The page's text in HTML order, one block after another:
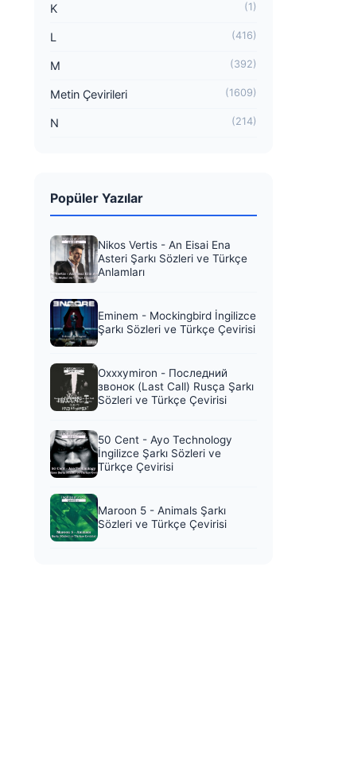
K (1)
L (416)
M (392)
Metin Çevirileri (1609)
N (214)
Popüler Yazılar
Nikos Vertis - An Eisai Ena
Asteri Şarkı Sözleri ve Türkçe
Anlamları
Eminem - Mockingbird İngilizce
Şarkı Sözleri ve Türkçe Çevirisi
Oxxxymiron - Последний
звонок (Last Call) Rusça Şarkı
Sözleri ve Türkçe Çevirisi
50 Cent - Ayo Technology
İngilizce Şarkı Sözleri ve
Türkçe Çevirisi
Maroon 5 - Animals Şarkı
Sözleri ve Türkçe Çevirisi